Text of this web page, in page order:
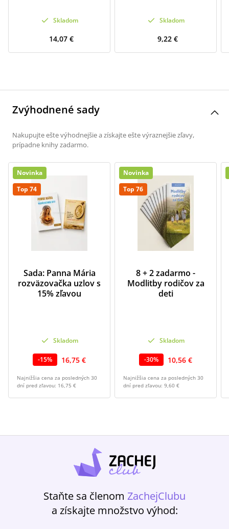
Skladom
14,07 €
Skladom
9,22 €
Zvýhodnené sady
Nakupujte ešte výhodnejšie a získajte ešte výraznejšie zľavy,
prípadne knihy zadarmo.
Novinka
Top 74
Sada: Panna Mária
rozväzovačka uzlov s
15% zľavou
Skladom
-15% 16,75 €
Najnižšia cena za posledných 30
dní pred zľavou: 16,75 €
Novinka
Top 76
8 + 2 zadarmo -
Modlitby rodičov za
deti
Skladom
-30% 10,56 €
Najnižšia cena za posledných 30
dní pred zľavou: 9,60 €
Staňte sa členom ZachejClubu
a získajte množstvo výhod: